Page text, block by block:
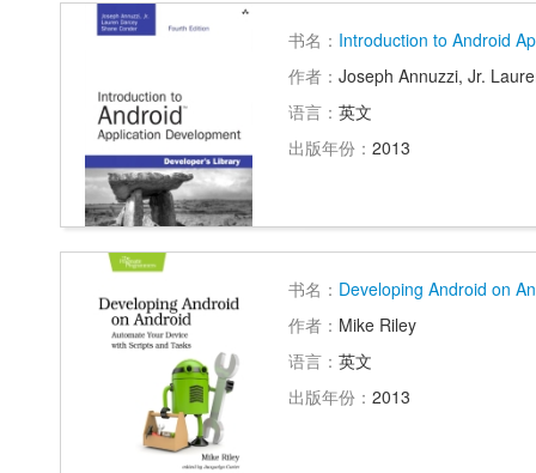
书名： Introduction to Android
作者： Joseph Annuzzi, Jr.
语言： 英文
出版年份： 2013
书名： Developing Android on
作者： Mike Riley
语言： 英文
出版年份： 2013